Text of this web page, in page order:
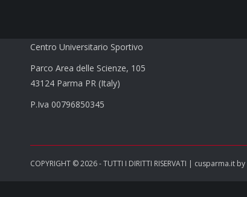
Centro Universitario Sportivo
Parco Area delle Scienze, 105
43124 Parma PR (Italy)
P.Iva 00796850345
COPYRIGHT © 2026 - TUTTI I DIRITTI RISERVATI | cusparma.it by